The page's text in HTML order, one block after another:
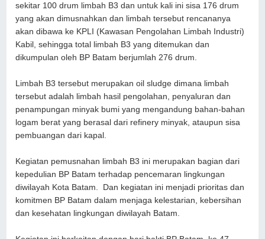
sekitar 100 drum limbah B3 dan untuk kali ini sisa 176 drum
yang akan dimusnahkan dan limbah tersebut rencananya
akan dibawa ke KPLI (Kawasan Pengolahan Limbah Industri)
Kabil, sehingga total limbah B3 yang ditemukan dan
dikumpulan oleh BP Batam berjumlah 276 drum.
Limbah B3 tersebut merupakan oil sludge dimana limbah
tersebut adalah limbah hasil pengolahan, penyaluran dan
penampungan minyak bumi yang mengandung bahan-bahan
logam berat yang berasal dari refinery minyak, ataupun sisa
pembuangan dari kapal.
Kegiatan pemusnahan limbah B3 ini merupakan bagian dari
kepedulian BP Batam terhadap pencemaran lingkungan
diwilayah Kota Batam. Dan kegiatan ini menjadi prioritas dan
komitmen BP Batam dalam menjaga kelestarian, kebersihan
dan kesehatan lingkungan diwilayah Batam.